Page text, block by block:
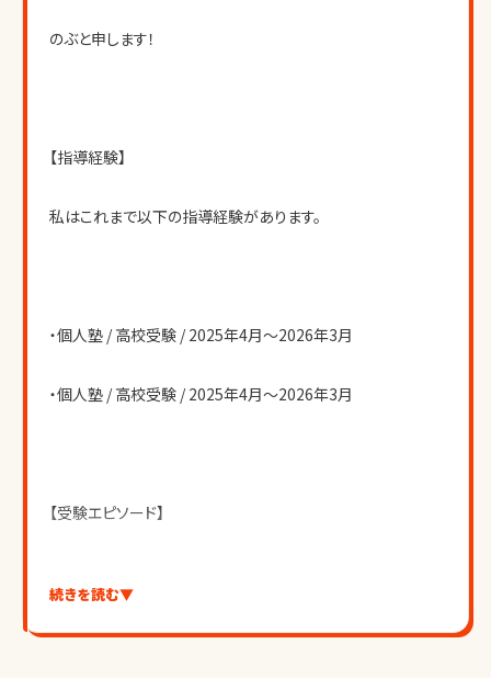
のぶと申します！
【指導経験】
私はこれまで以下の指導経験があります。
・個人塾 / 高校受験 / 2025年4月〜2026年3月
・個人塾 / 高校受験 / 2025年4月〜2026年3月
【受験エピソード】
続きを読む▼